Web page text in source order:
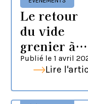
Le retour
du vide
grenier à
Morhange
Publié le 1 avril
Lire